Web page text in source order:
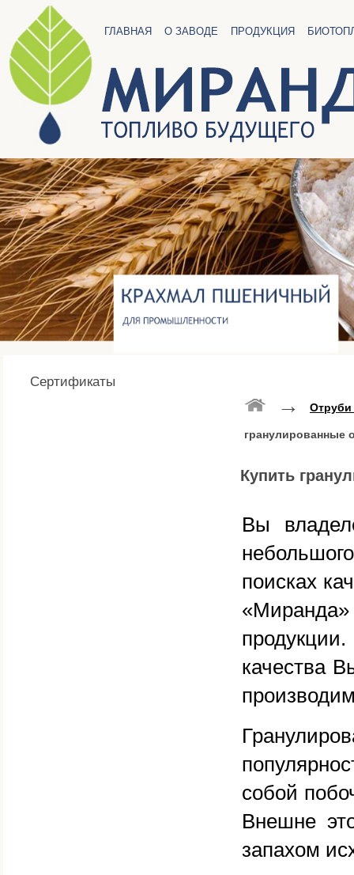
ГЛАВНАЯ О ЗАВОДЕ ПРОДУКЦИЯ
→
гранулированные
Купить
Вы
поисках
качества
собой
Внешне
запахом
Сертификаты